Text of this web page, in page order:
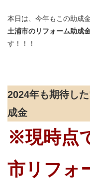
本日は、今年もこの助成
土浦市のリフォーム助成
す！！！
2024年も期待し
成金
※現時点
市リフォ